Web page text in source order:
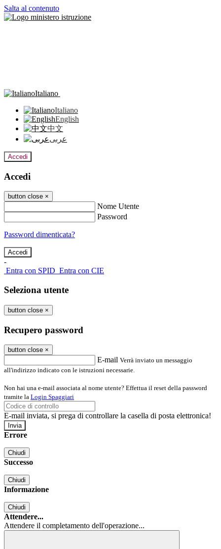
Salta al contenuto
Italiano
Italiano
English
中文
عربى
Accedi
Accedi
button close ×
Nome Utente
Password
Password dimenticata?
-
Entra con SPID Entra con CIE
Seleziona utente
button close ×
Recupero password
button close ×
E-mail Verrà inviato un messaggio
all'indirizzo indicato con le istruzioni necessarie.
Non hai una e-mail associata al nome utente? Effettua il reset della password
tramite la Login Spaggiari
E-mail inviata, si prega di controllare la casella di posta elettronica!
Errore
Chiudi
Successo
Chiudi
Informazione
Chiudi
Attendere...
Attendere il completamento dell'operazione...